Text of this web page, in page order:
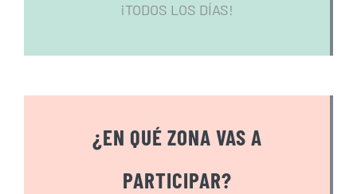
¡TODOS LOS DÍAS!
¿EN QUÉ ZONA VAS A
PARTICIPAR?